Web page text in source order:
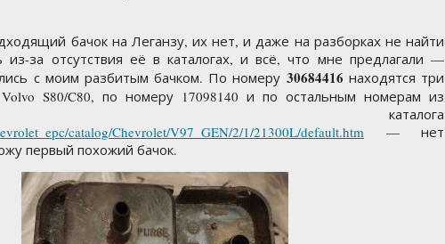
бачок на Леганзу, их нет, и даже на разборках не найти
за отсутствия её в каталогах, и всё, что мне предлагали —
с моим разбитым бачком. По номеру 30684416 находятся три
S80/C80, по номеру 17098140 и по остальным номерам из
каталога
catalog/Chevrolet/V97_GEN/2/1/21300L/default.htm — нет
первый похожий бачок.